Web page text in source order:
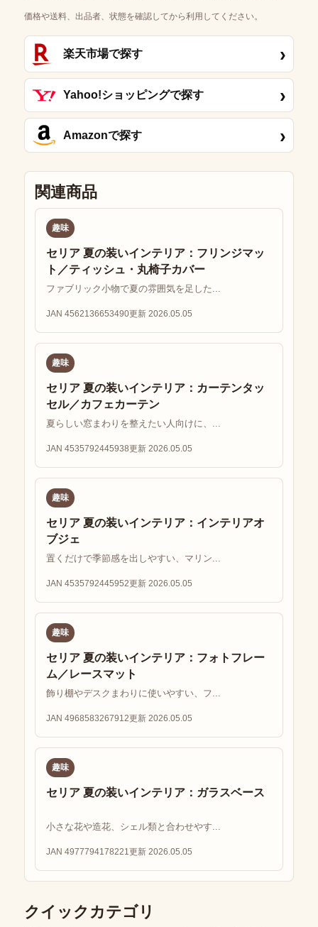
価格や送料、出品者、状態を確認してから利用してください。
楽天市場で探す ›
Yahoo!ショッピングで探す ›
Amazonで探す ›
関連商品
趣味
セリア 夏の装いインテリア：フリンジマッ
ト／ティッシュ・丸椅子カバー
ファブリック小物で夏の雰囲気を足した...
JAN 4562136653490更新 2026.05.05
趣味
セリア 夏の装いインテリア：カーテンタッ
セル／カフェカーテン
夏らしい窓まわりを整えたい人向けに、...
JAN 4535792445938更新 2026.05.05
趣味
セリア 夏の装いインテリア：インテリアオ
ブジェ
置くだけで季節感を出しやすい、マリン...
JAN 4535792445952更新 2026.05.05
趣味
セリア 夏の装いインテリア：フォトフレー
ム／レースマット
飾り棚やデスクまわりに使いやすい、フ...
JAN 4968583267912更新 2026.05.05
趣味
セリア 夏の装いインテリア：ガラスベース
小さな花や造花、シェル類と合わせやす...
JAN 4977794178221 更新 2026.05.05
クイックカテゴリ